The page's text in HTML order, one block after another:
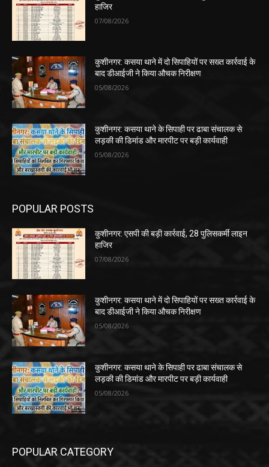
हाजिर
07/08/2026
कुशीनगर: कसया थाने में दो सिपाहियों पर सख्त कार्रवाई के
बाद डीआईजी ने किया औचक निरीक्षण
05/08/2026
कुशीनगर: कसया थाने के सिपाही पर ढाबा संचालक से
लड़की की डिमांड और मारपीट पर बड़ी कार्यवाही
05/08/2026
POPULAR POSTS
कुशीनगर: एसपी की बड़ी कार्रवाई, 28 पुलिसकर्मी लाइन
हाजिर
07/08/2026
कुशीनगर: कसया थाने में दो सिपाहियों पर सख्त कार्रवाई के
बाद डीआईजी ने किया औचक निरीक्षण
05/08/2026
कुशीनगर: कसया थाने के सिपाही पर ढाबा संचालक से
लड़की की डिमांड और मारपीट पर बड़ी कार्यवाही
05/08/2026
POPULAR CATEGORY